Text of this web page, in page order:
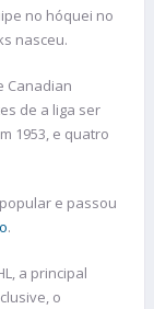
no hóquei no
nasceu.
Canadian
de a liga ser
1953, e quatro
e passou
.
a principal
o